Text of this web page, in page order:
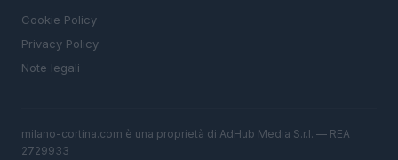
Cookie Policy
Privacy Policy
Note legali
milano-cortina.com è una proprietà di AdHub Media S.r.l. — REA
2729933